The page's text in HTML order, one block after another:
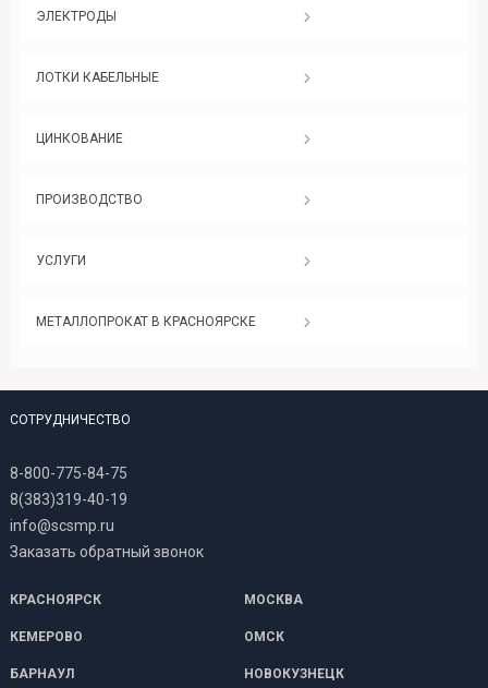
ЭЛЕКТРОДЫ
ЛОТКИ КАБЕЛЬНЫЕ
ЦИНКОВАНИЕ
ПРОИЗВОДСТВО
УСЛУГИ
МЕТАЛЛОПРОКАТ В КРАСНОЯРСКЕ
СОТРУДНИЧЕСТВО
8-800-775-84-75
8(383)319-40-19
info@scsmp.ru
Заказать обратный звонок
КРАСНОЯРСК МОСКВА
КЕМЕРОВО ОМСК
БАРНАУЛ НОВОКУЗНЕЦК